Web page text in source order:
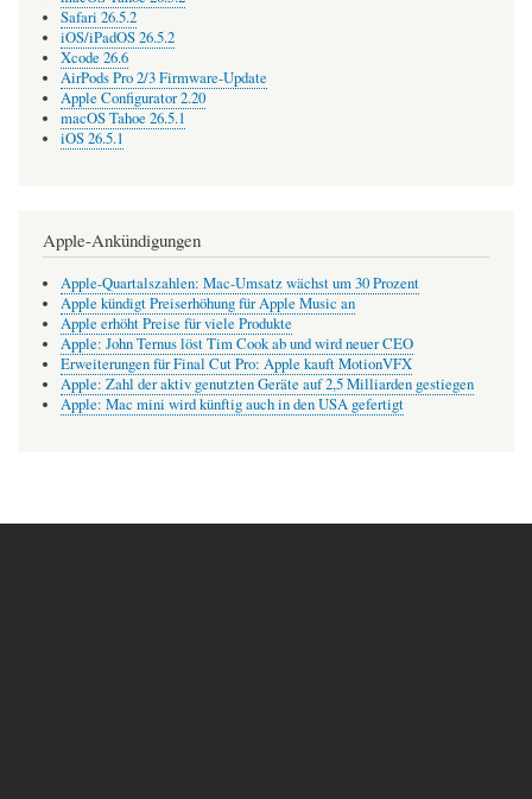
Safari 26.5.2
iOS/iPadOS 26.5.2
Xcode 26.6
AirPods Pro 2/3 Firmware-Update
Apple Configurator 2.20
macOS Tahoe 26.5.1
iOS 26.5.1
Apple-Ankündigungen
Apple-Quartalszahlen: Mac-Umsatz wächst um 30 Prozent
Apple kündigt Preiserhöhung für Apple Music an
Apple erhöht Preise für viele Produkte
Apple: John Ternus löst Tim Cook ab und wird neuer CEO
Erweiterungen für Final Cut Pro: Apple kauft MotionVFX
Apple: Zahl der aktiv genutzten Geräte auf 2,5 Milliarden gestiegen
Apple: Mac mini wird künftig auch in den USA gefertigt